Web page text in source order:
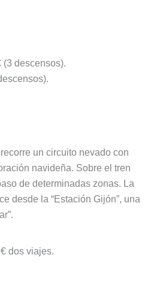
(3 descensos).
un circuito nevado con
navideña. Sobre el tren
de determinadas zonas. La
desde la “Estación Gijón”, una
dos viajes.